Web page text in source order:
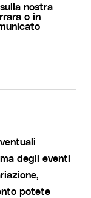
nostra
o in
degli eventi
potete